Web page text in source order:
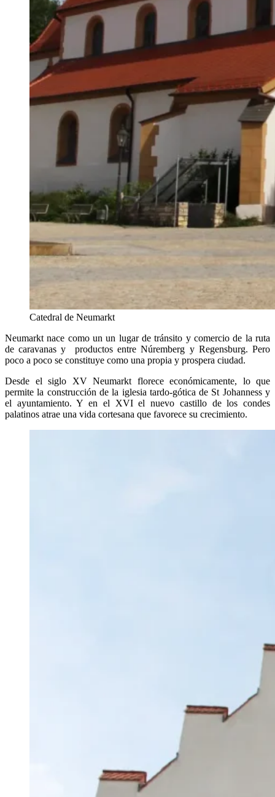
Catedral de Neumarkt
Neumarkt nace como un un lugar de tránsito y comercio de la ruta
de caravanas y productos entre Núremberg y Regensburg. Pero
poco a poco se constituye como una propia y prospera ciudad.
Desde el siglo XV Neumarkt florece económicamente, lo que
permite la construcción de la iglesia tardo-gótica de St Johanness y
el ayuntamiento. Y en el XVI el nuevo castillo de los condes
palatinos atrae una vida cortesana que favorece su crecimiento.